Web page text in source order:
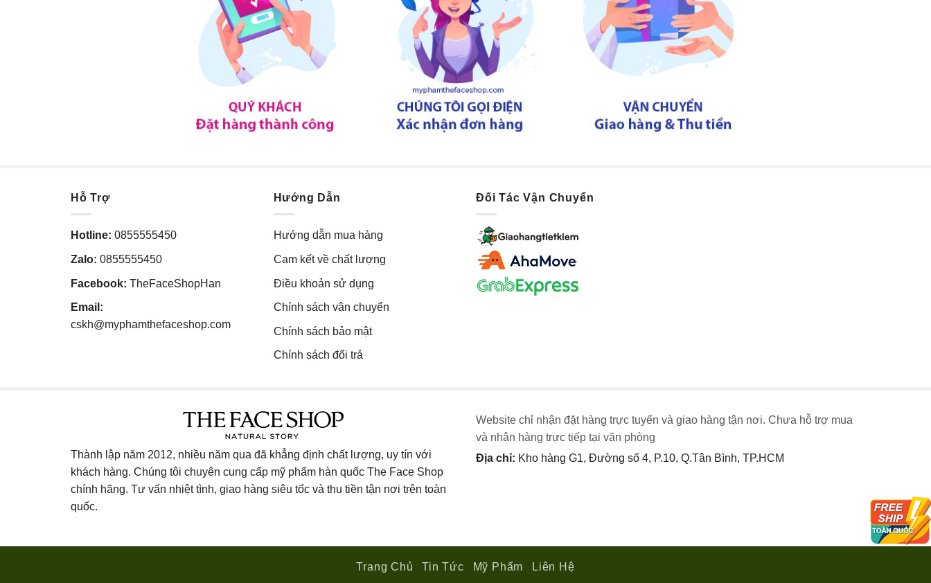
Hỗ Trợ
Hotline: 0855555450
Zalo: 0855555450
Facebook: TheFaceShopHan
Email:
cskh@myphamthefaceshop.com
Hướng Dẫn
Hướng dẫn mua hàng
Cam kết về chất lượng
Điều khoản sử dụng
Chính sách vận chuyển
Chính sách bảo mật
Chính sách đổi trả
Đối Tác Vận Chuyển
Thành lập năm 2012, nhiều năm qua đã khẳng định chất lượng, uy tín với
khách hàng. Chúng tôi chuyên cung cấp mỹ phẩm hàn quốc The Face Shop
chính hãng. Tư vấn nhiệt tình, giao hàng siêu tốc và thu tiền tận nơi trên toàn
quốc.
Website chỉ nhận đặt hàng trực tuyến và giao hàng tận nơi. Chưa hỗ trợ mua
và nhận hàng trực tiếp tại văn phòng
Địa chỉ: Kho hàng G1, Đường số 4, P.10, Q.Tân Bình, TP.HCM
Trang Chủ Tin Tức Mỹ Phẩm
Liên Hệ